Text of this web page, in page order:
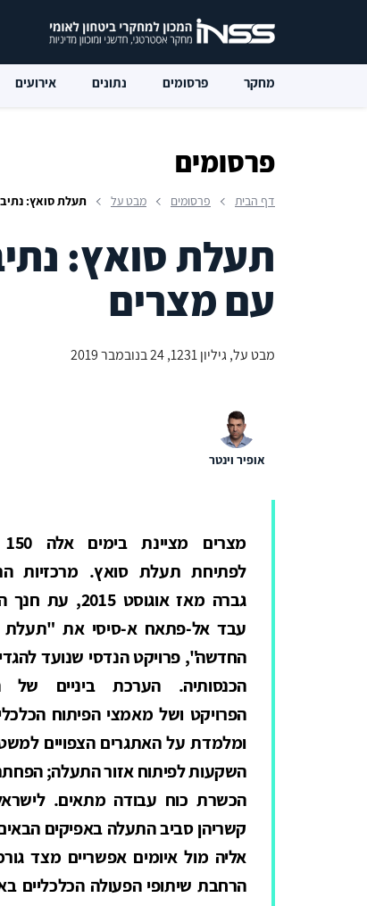
מחקר פרסומים נתונים אירועים
פרסומים
דף הבית פרסומים מבט על תעלת סואץ:
תעלת סואץ:
עם מצרים
מבט על, גיליון 1231, 24 בנובמבר 2019
אופיר וינטר
לפתיחת תעלת סואץ. מרכזיות
גברה מאז אוגוסט 2015,
עבד אל-פתאח א-סיסי את "תעלת
החדשה", פרויקט הנדסי שנועד
הכנסותיה. הערכת ביניים של
הפרויקט ושל מאמצי הפיתוח
ומלמדת על האתגרים הצפויים
השקעות לפיתוח אזור התעלה;
הכשרת כוח עבודה מתאים.
קשריהן סביב התעלה באפיקים
אליה מול איומים אפשריים מצד
הרחבת שיתופי הפעולה הכלכליים